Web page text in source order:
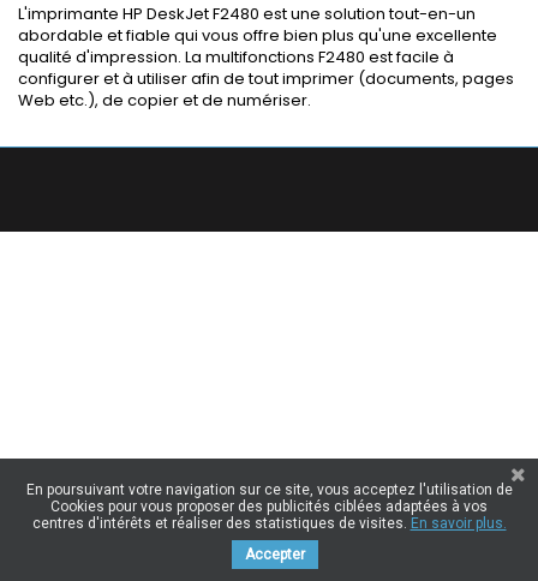
L'imprimante HP DeskJet F2480 est une solution tout-en-un
abordable et fiable qui vous offre bien plus qu'une excellente
qualité d'impression. La multifonctions F2480 est facile à
configurer et à utiliser afin de tout imprimer (documents, pages
Web etc.), de copier et de numériser.
En poursuivant votre navigation sur ce site, vous acceptez l'utilisation de
Cookies pour vous proposer des publicités ciblées adaptées à vos
centres d'intérêts et réaliser des statistiques de visites. En savoir plus.
Accepter